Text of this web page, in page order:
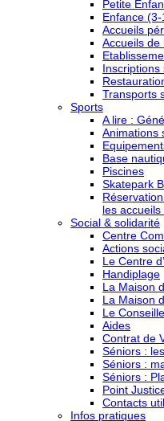
Petite
Enfance
Accueils
Accueils de
Inscriptions
Transports
Sports
A lire :
Animations
Base
Piscines
Skatepark
les
Social & solidarité
Centre
Actions
Le Centre
Handiplage
La Maison
La Maison
Le
Aides
Contrat de
Séniors :
Séniors :
Séniors :
Point
Contacts
Infos pratiques